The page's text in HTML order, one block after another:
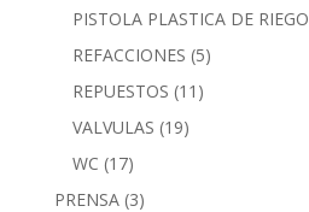
PISTOLA PLASTICA DE RIEGO
REFACCIONES (5)
REPUESTOS (11)
VALVULAS (19)
WC (17)
PRENSA (3)